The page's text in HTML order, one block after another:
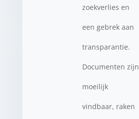
zoekverlies en
een gebrek aan
transparantie.
Documenten zijn
moeilijk
vindbaar, raken